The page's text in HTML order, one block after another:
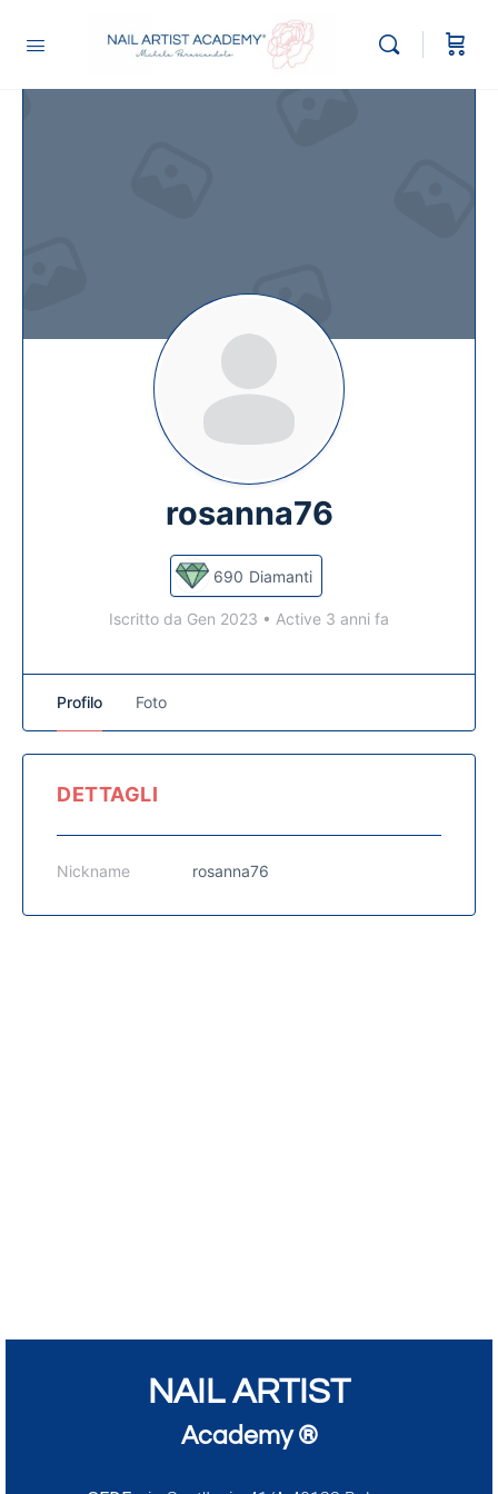
rosanna76
690 Diamanti
Iscritto da Gen 2023 • Active 3 anni fa
Profilo Foto
DETTAGLI
Nickname rosanna76
NAIL ARTIST
Academy ®